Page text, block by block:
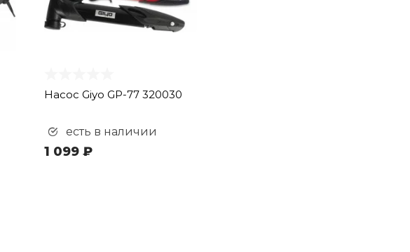
Насос Giyo GP-77 320030
есть в наличии
1 099 ₽